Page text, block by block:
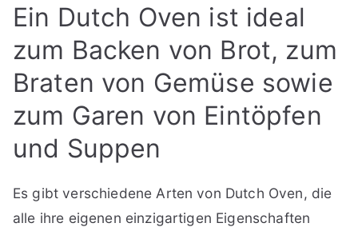
Ein Dutch Oven ist ideal
zum Backen von Brot, zum
Braten von Gemüse sowie
zum Garen von Eintöpfen
und Suppen
Es gibt verschiedene Arten von Dutch Oven, die
alle ihre eigenen einzigartigen Eigenschaften